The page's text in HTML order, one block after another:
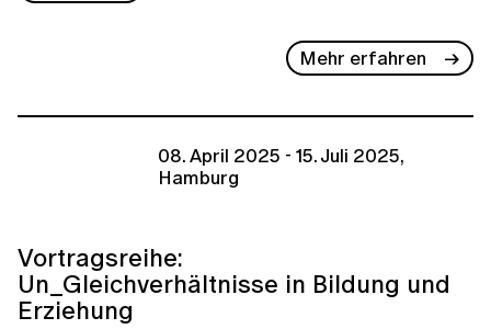
Mehr erfahren
08. April 2025 - 15. Juli 2025,
Hamburg
Vortragsreihe:
Un_Gleichverhältnisse in Bildung und
Erziehung